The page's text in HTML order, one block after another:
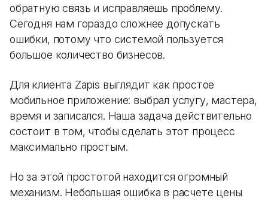
обратную связь и исправляешь проблему.
Сегодня нам гораздо сложнее допускать
ошибки, потому что системой пользуется
большое количество бизнесов.
Для клиента Zapis выглядит как простое
мобильное приложение: выбрал услугу, мастера,
время и записался. Наша задача действительно
состоит в том, чтобы сделать этот процесс
максимально простым.
Но за этой простотой находится огромный
механизм. Небольшая ошибка в расчете цены